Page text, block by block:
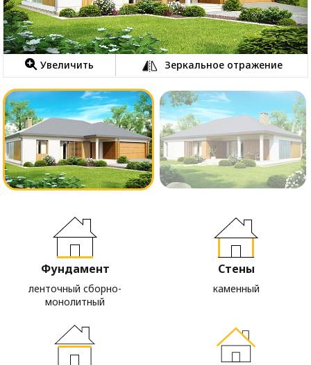
Увеличить Зеркальное отражение
Фундамент
ленточный сборно-
монолитный
Стены
каменный